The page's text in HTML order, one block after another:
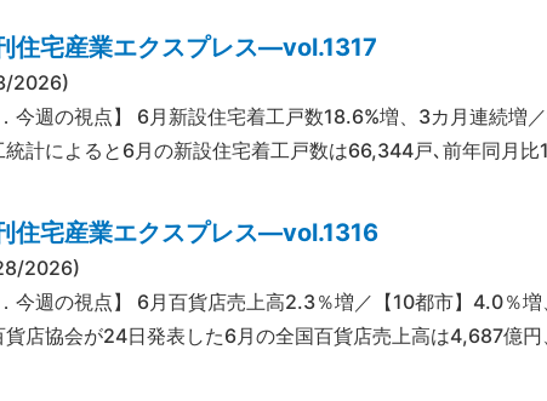
住宅産業エクスプレス―vol.1317
2026)
．今週の視点】 6月新設住宅着工戸数18.6%増、3カ月連続
統計によると6月の新設住宅着工戸数は66,344戸､前年同月
住宅産業エクスプレス―vol.1316
2026)
．今週の視点】 6月百貨店売上高2.3％増／【10都市】
貨店協会が24日発表した6月の全国百貨店売上高は4,687億